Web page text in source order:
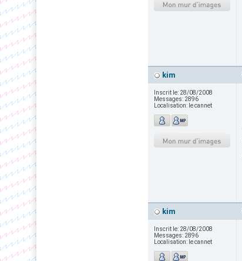
kim
Inscrit le: 28/08/2008
Messages: 2896
Localisation: le cannet
kim
Inscrit le: 28/08/2008
Messages: 2896
Localisation: le cannet